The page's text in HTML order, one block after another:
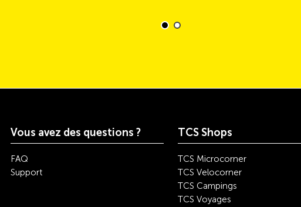
Vous avez des questions ?
FAQ
Support
TCS Shops
TCS Microcorner
TCS Velocorner
TCS Campings
TCS Voyages